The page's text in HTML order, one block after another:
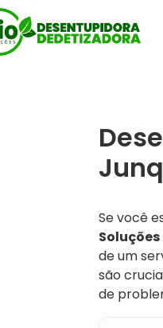
Se você
Soluções
de um
são
de